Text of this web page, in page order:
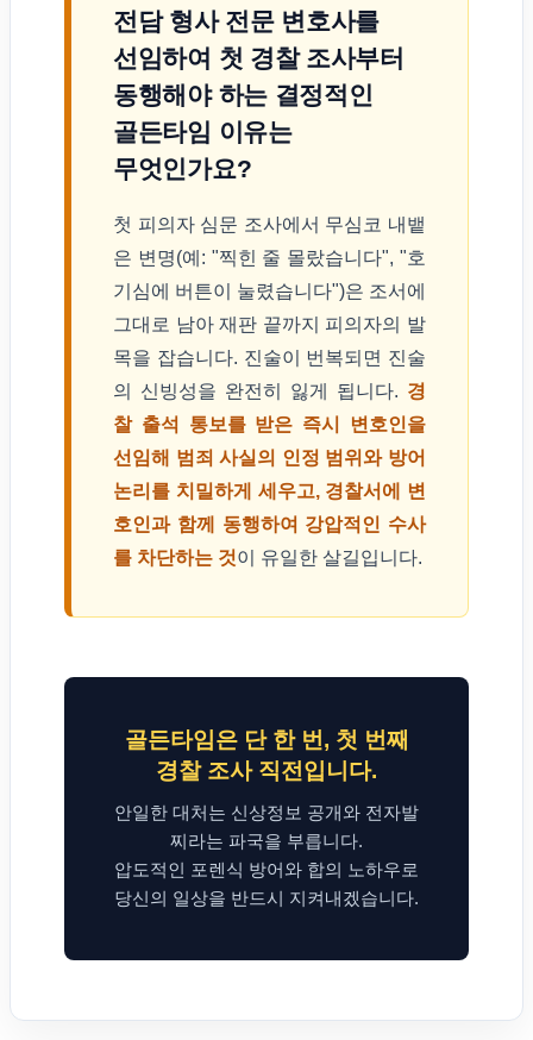
전담 형사 전문 변호사를
선임하여 첫 경찰 조사부터
동행해야 하는 결정적인
골든타임 이유는
무엇인가요?
첫 피의자 심문 조사에서 무심코 내뱉
은 변명(예: "찍힌 줄 몰랐습니다", "호
기심에 버튼이 눌렸습니다")은 조서에
그대로 남아 재판 끝까지 피의자의 발
목을 잡습니다. 진술이 번복되면 진술
의 신빙성을 완전히 잃게 됩니다. 경
찰 출석 통보를 받은 즉시 변호인을
선임해 범죄 사실의 인정 범위와 방어
논리를 치밀하게 세우고, 경찰서에 변
호인과 함께 동행하여 강압적인 수사
를 차단하는 것이 유일한 살길입니다.
골든타임은 단 한 번, 첫 번째
경찰 조사 직전입니다.
안일한 대처는 신상정보 공개와 전자발
찌라는 파국을 부릅니다.
압도적인 포렌식 방어와 합의 노하우로
당신의 일상을 반드시 지켜내겠습니다.